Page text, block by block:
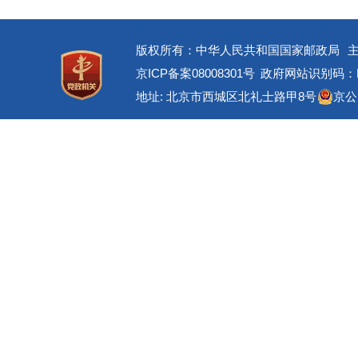
版权所有：中华人民共和国国家邮政局
京ICP备案08008301号 政府网站识别码
地址: 北京市西城区北礼士路甲8号
京